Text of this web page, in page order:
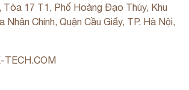
Tòa 17 T1, Phố Hoàng Đạo Thúy, Khu
Nhân Chính, Quận Cầu Giấy, TP. Hà Nội,
TECH.COM